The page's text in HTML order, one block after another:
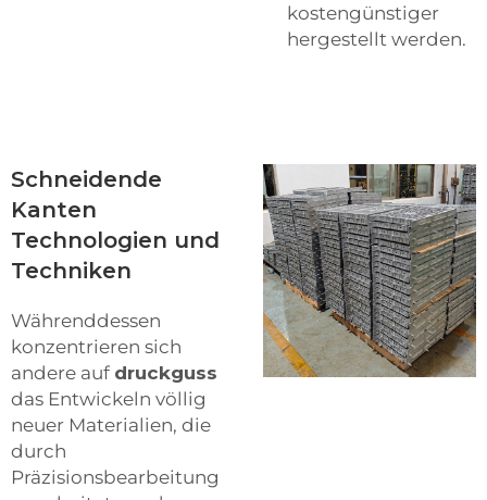
kostengünstiger
hergestellt werden.
Schneidende
Kanten
Technologien und
Techniken
Währenddessen
konzentrieren sich
andere auf druckguss
das Entwickeln völlig
neuer Materialien, die
durch
Präzisionsbearbeitung